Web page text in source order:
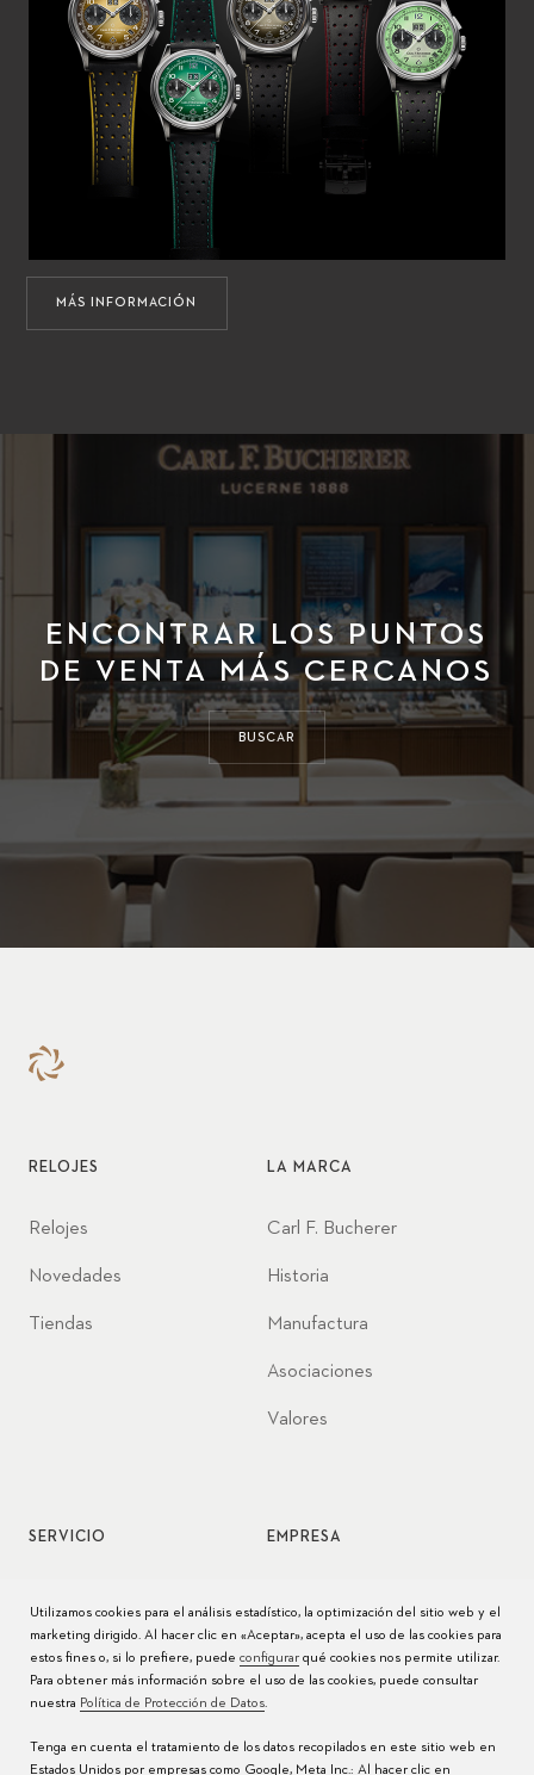
MÁS INFORMACIÓN
ENCONTRAR LOS PUNTOS
DE VENTA MÁS CERCANOS
BUSCAR
RELOJES
Relojes
Novedades
Tiendas
LA MARCA
Carl F. Bucherer
Historia
Manufactura
Asociaciones
Valores
SERVICIO
Cuidado del reloj
Manuales
Preguntas frecuentes
EMPRESA
Prensa
Utilizamos cookies para el análisis estadístico, la optimización del sitio web y el
marketing dirigido. Al hacer clic en «Aceptar», acepta el uso de las cookies para
estos fines o, si lo prefiere, puede configurarqué cookies nos permite utilizar.
Para obtener más información sobre el uso de las cookies, puede consultar
nuestra Política de Protección de Datos.
Tenga en cuenta el tratamiento de los datos recopilados en este sitio web en
Estados Unidos por empresas como Google, Meta Inc.: Al hacer clic en